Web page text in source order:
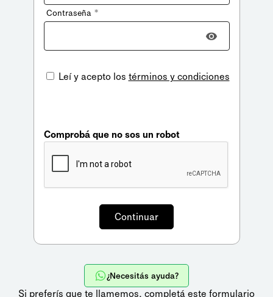
+598
Contraseña *
Leí y acepto los términos y condiciones
Comprobá que no sos un robot
¿Necesitás ayuda?
Si preferís que te llamemos, completá este formulario